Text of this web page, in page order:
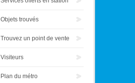
Objets trouvés
Trouvez un point de vente
Visiteurs
Plan du métro